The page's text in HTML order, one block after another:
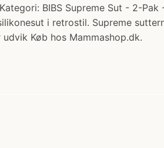
BIBS Supreme Sut - 2-
i retrostil. Supreme
Køb hos Mammashop.dk.